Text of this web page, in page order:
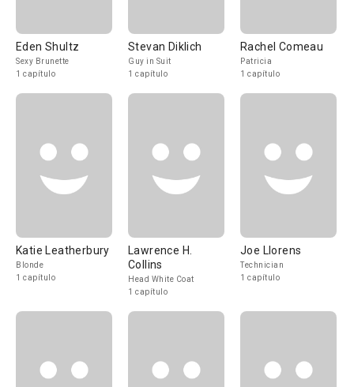
Eden Shultz
Sexy Brunette
1 capítulo
Stevan Diklich
Guy in Suit
1 capítulo
Rachel Comeau
Patricia
1 capítulo
Katie Leatherbury
Blonde
1 capítulo
Lawrence H.
Collins
Head White Coat
1 capítulo
Joe Llorens
Technician
1 capítulo